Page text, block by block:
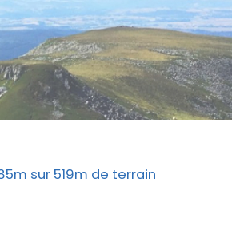
sur 519m de terrain